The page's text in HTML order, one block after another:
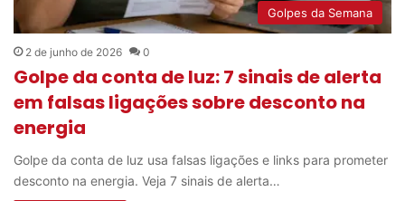
Golpes da Semana
2 de junho de 2026 0
Golpe da conta de luz: 7 sinais de alerta
em falsas ligações sobre desconto na
energia
Golpe da conta de luz usa falsas ligações e links para prometer
desconto na energia. Veja 7 sinais de alerta…